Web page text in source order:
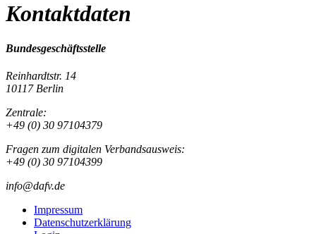
Kontaktdaten
Bundesgeschäftsstelle
Reinhardtstr. 14
10117 Berlin
Zentrale:
+49 (0) 30 97104379
Fragen zum digitalen Verbandsausweis:
+49 (0) 30 97104399
info@dafv.de
Impressum
Datenschutzerklärung